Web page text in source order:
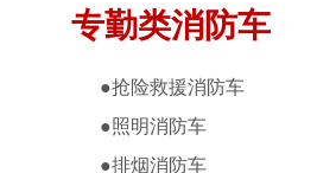
专勤类消防车
●抢险救援消防车
●照明消防车
●排烟消防车